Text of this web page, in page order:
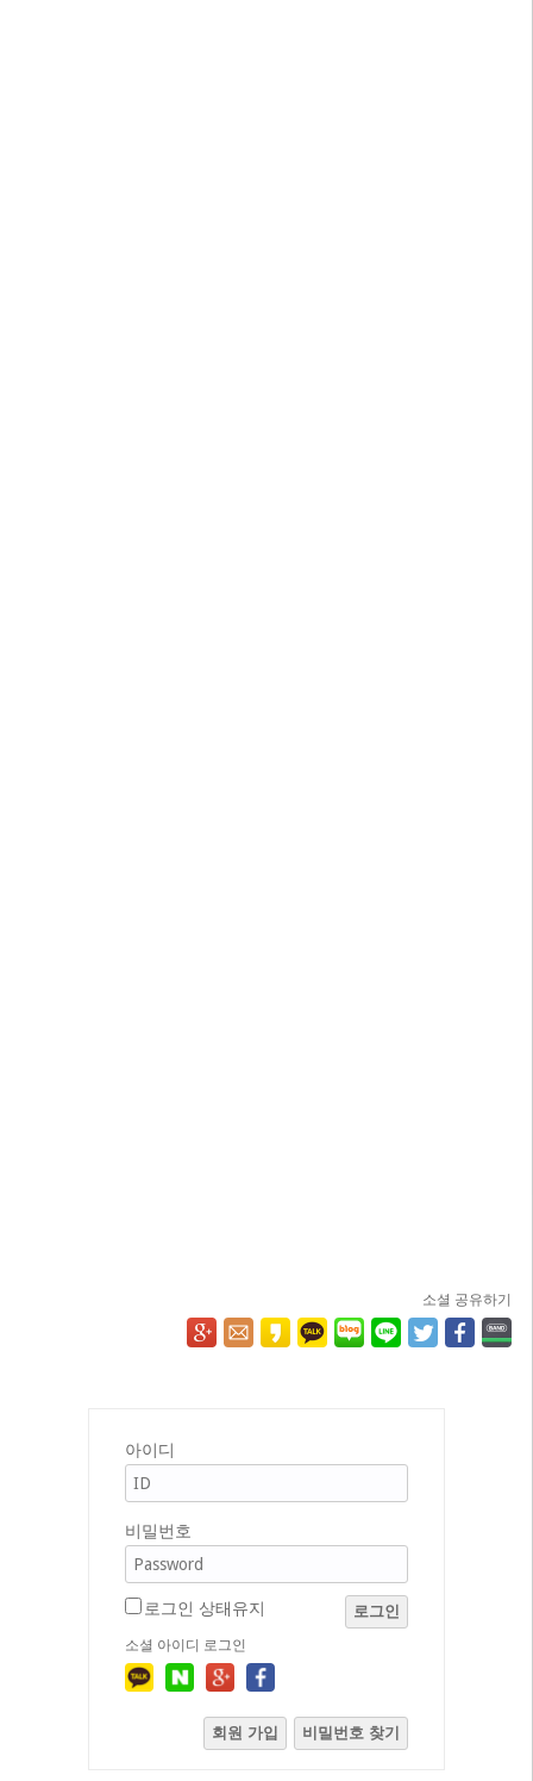
소셜 공유하기
아이디
비밀번호
로그인 상태유지 로그인
소셜 아이디 로그인
회원 가입 비밀번호 찾기